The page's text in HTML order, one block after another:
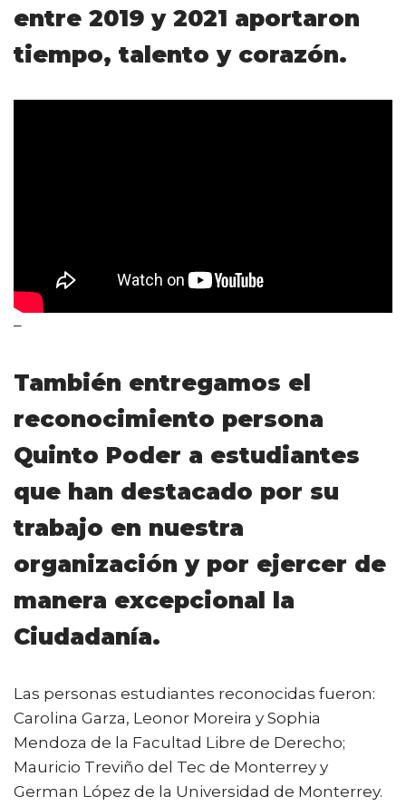
entre 2019 y 2021 aportaron
tiempo, talento y corazón.
–
También entregamos el
reconocimiento persona
Quinto Poder a estudiantes
que han destacado por su
trabajo en nuestra
organización y por ejercer de
manera excepcional la
Ciudadanía.
Las personas estudiantes reconocidas fueron:
Carolina Garza, Leonor Moreira y Sophia
Mendoza de la Facultad Libre de Derecho;
Mauricio Treviño del Tec de Monterrey y
German López de la Universidad de Monterrey.